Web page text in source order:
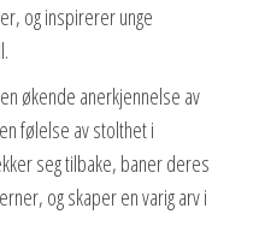
og inspirerer unge
økende anerkjennelse av
følelse av stolthet i
seg tilbake, baner deres
og skaper en varig arv i